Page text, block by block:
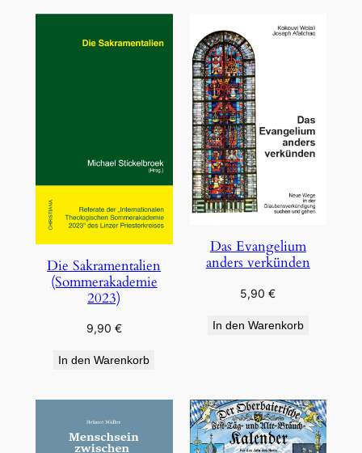
Die Sakramentalien
(Sommerakademie
2023)
9,90 €
In den Warenkorb
Das Evangelium
anders verkünden
5,90€
In den Warenkorb